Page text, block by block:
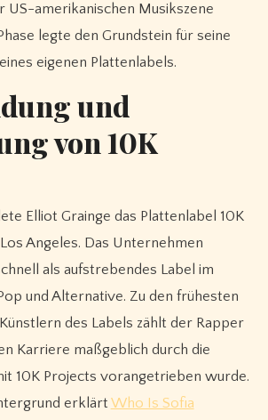
US-amerikanischen Musikszene
legte den Grundstein für seine
eigenen Plattenlabels.
und
von 10K
Elliot Grainge das Plattenlabel 10K
Angeles. Das Unternehmen
als aufstrebendes Label im
und Alternative. Zu den frühesten
des Labels zählt der Rapper
Karriere maßgeblich durch die
10K Projects vorangetrieben wurde.
erklärt Who Is Sofia